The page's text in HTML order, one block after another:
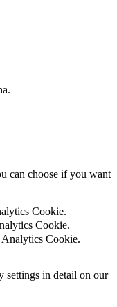
can choose if you want
Cookie.
Cookie.
Cookie.
settings in detail on our